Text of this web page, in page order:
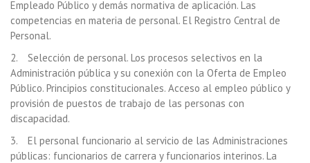
Empleado Público y demás normativa de aplicación. Las
competencias en materia de personal. El Registro Central de
Personal.
2. Selección de personal. Los procesos selectivos en la
Administración pública y su conexión con la Oferta de Empleo
Público. Principios constitucionales. Acceso al empleo público y
provisión de puestos de trabajo de las personas con
discapacidad.
3. El personal funcionario al servicio de las Administraciones
públicas: funcionarios de carrera y funcionarios interinos. La